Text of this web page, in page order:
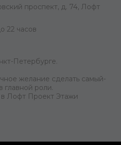
проспект, д. 74, Лофт
22 часов
Петербурге.
желание сделать самый-
роли.
в Лофт Проект Этажи